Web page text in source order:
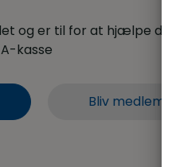
og er til for at hjælpe
kasse
Bliv medlem